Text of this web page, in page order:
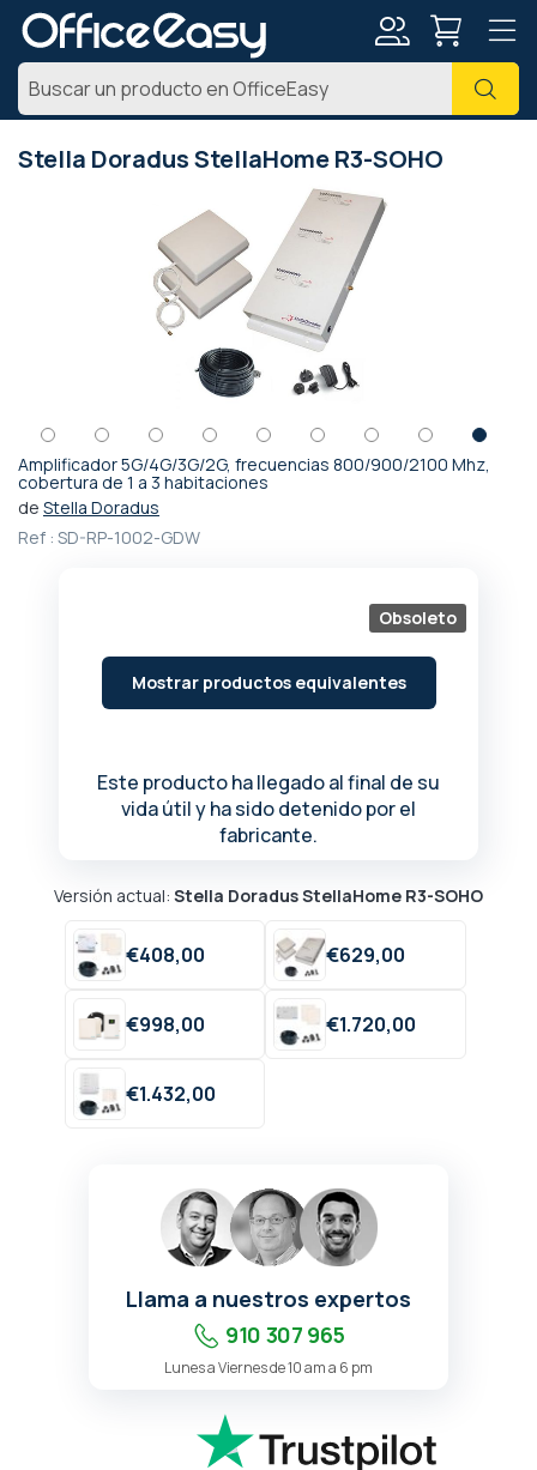
Stella Doradus StellaHome R3-SOHO
Amplificador 5G/4G/3G/2G, frecuencias 800/900/2100 Mhz,
cobertura de 1 a 3 habitaciones
de Stella Doradus
Ref : SD-RP-1002-GDW
Obsoleto
Mostrar productos equivalentes
Este producto ha llegado al final de su
vida útil y ha sido detenido por el
fabricante.
Versión actual: Stella Doradus StellaHome R3-SOHO
€408,00 €629,00
€998,00 €1.720,00
€1.432,00
Saltar
al
de
Llama a nuestros expertos
910 307 965
Lunes a Viernes de 10 am a 6 pm